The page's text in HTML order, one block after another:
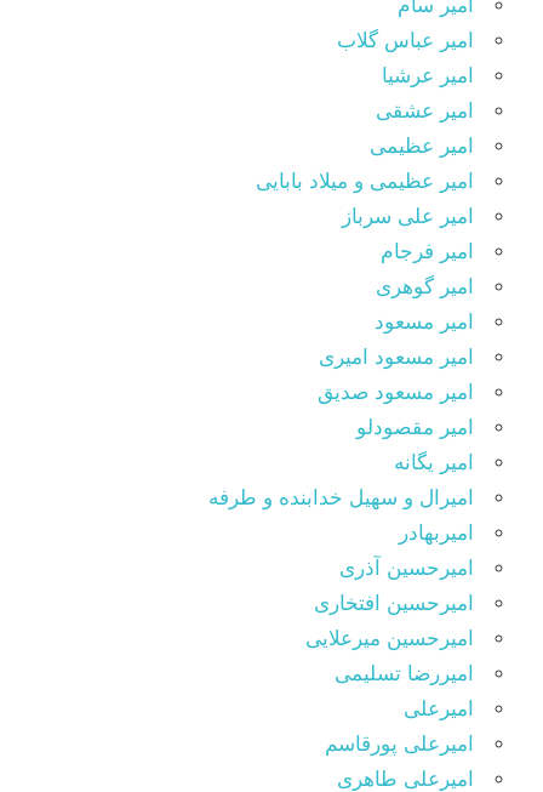
امیر سام
امیر عباس گلاب
امیر عرشیا
امیر عشقی
امیر عظیمی
امیر عظیمی و میلاد بابایی
امیر علی سرباز
امیر فرجام
امیر گوهری
امیر مسعود
امیر مسعود امیری
امیر مسعود صدیق
امیر مقصودلو
امیر یگانه
امیرال و سهیل خدابنده و طرفه
امیربهادر
امیرحسین آذری
امیرحسین افتخاری
امیرحسین میرعلایی
امیررضا تسلیمی
امیرعلی
امیرعلی پورقاسم
امیرعلی طاهری